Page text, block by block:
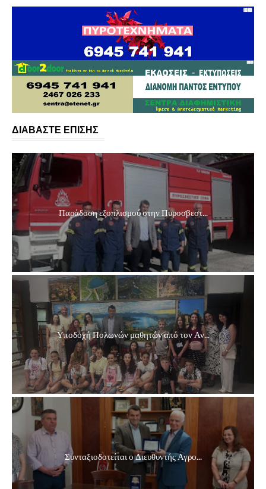
ΔΙΑΒΑΣΤΕ ΕΠΙΣΗΣ
Παράδοση εξοπλισμού στην Πυροσβεστ...
Υποδοχή Πολωνών μαθητών από τον Αν...
Συνταξιοδοτείται ο Διευθυντής Αγρο...